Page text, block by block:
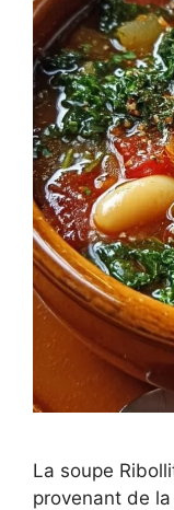
La soupe
provenant de la